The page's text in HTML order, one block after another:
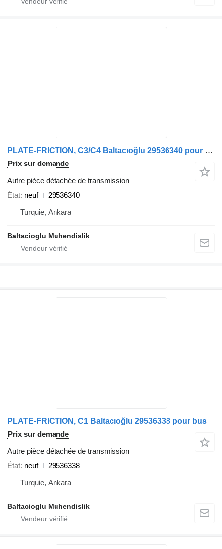
PLATE-FRICTION, C3/C4 Baltacıoğlu 29536340 pour bus
Prix sur demande
Autre pièce détachée de transmission
État neuf
29536340
Turquie, Ankara
Baltacioglu Muhendislik
PLATE-FRICTION, C1 Baltacıoğlu 29536338 pour bus
Prix sur demande
Autre pièce détachée de transmission
État neuf
29536338
Turquie, Ankara
Baltacioglu Muhendislik